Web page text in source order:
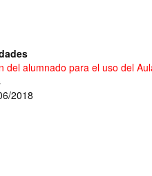
del alumnado para el uso del
2018